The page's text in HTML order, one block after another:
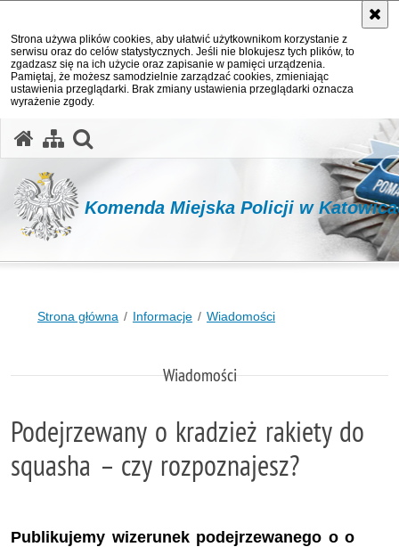
Strona używa plików cookies, aby ułatwić użytkownikom korzystanie z
serwisu oraz do celów statystycznych. Jeśli nie blokujesz tych plików, to
zgadzasz się na ich użycie oraz zapisanie w pamięci urządzenia.
Pamiętaj, że możesz samodzielnie zarządzać cookies, zmieniając
ustawienia przeglądarki. Brak zmiany ustawienia przeglądarki oznacza
wyrażenie zgody.
Komenda Miejska Policji w
Strona główna Informacje Wiadomości
Wiadomości
Podejrzewany o kradzież rakiety do
squasha – czy rozpoznajesz?
Publikujemy wizerunek podejrzewanego o o